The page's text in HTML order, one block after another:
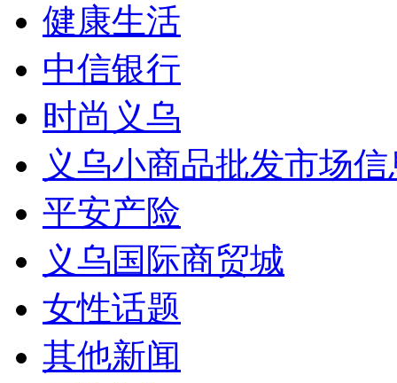
健康生活
中信银行
时尚义乌
义乌小商品批发市场
平安产险
义乌国际商贸城
女性话题
其他新闻